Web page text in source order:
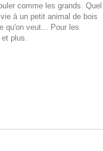
comme les grands. Quel
à un petit animal de bois
qu'on veut... Pour les
plus.